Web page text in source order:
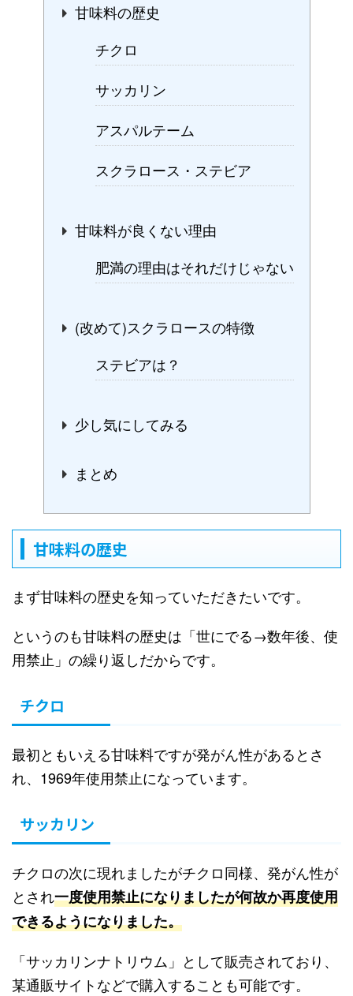
甘味料の歴史
チクロ
サッカリン
アスパルテーム
スクラロース・ステビア
甘味料が良くない理由
肥満の理由はそれだけじゃない
(改めて)スクラロースの特徴
ステビアは？
少し気にしてみる
まとめ
甘味料の歴史
まず甘味料の歴史を知っていただきたいです。
というのも甘味料の歴史は「世にでる→数年後、使
用禁止」の繰り返しだからです。
チクロ
最初ともいえる甘味料ですが発がん性があるとさ
れ、1969年使用禁止になっています。
サッカリン
チクロの次に現れましたがチクロ同様、発がん性が
とされ一度使用禁止になりましたが何故か再度使用
できるようになりました。
「サッカリンナトリウム」として販売されており、
某通販サイトなどで購入することも可能です。